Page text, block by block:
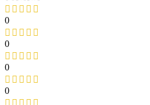
0
0
0
0